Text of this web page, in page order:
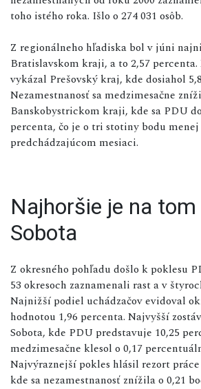
toho istého roka. Išlo o 274 031 osôb.
Z regionálneho hľadiska bol v júni
Bratislavskom kraji, a to 2,57
vykázal Prešovský kraj, kde dosiahol
Nezamestnanosť sa medzimesačne
Banskobystrickom kraji, kde sa PDU
percenta, čo je o tri stotiny bodu
predchádzajúcom mesiaci.
Najhoršie je na
Sobota
Z okresného pohľadu došlo k poklesu
53 okresoch zaznamenali rast a v
Najnižší podiel uchádzačov evidoval
hodnotou 1,96 percenta. Najvyšší
Sobota, kde PDU predstavuje 10,25
medzimesačne klesol o 0,17
Najvýraznejší pokles hlásil rezort
kde sa nezamestnanosť znížila o 0,21